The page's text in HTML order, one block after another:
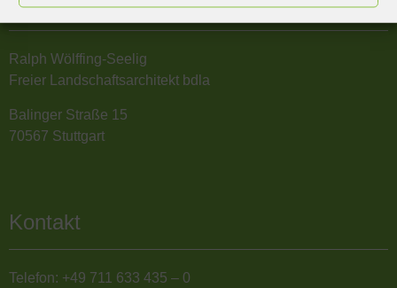
LANDSCHAFTSARCHITEKTEN■INGENIEURE
Ralph Wölffing-Seelig
Freier Landschaftsarchitekt bdla
Balinger Straße 15
70567 Stuttgart
Kontakt
Telefon: +49 711 633 435 – 0